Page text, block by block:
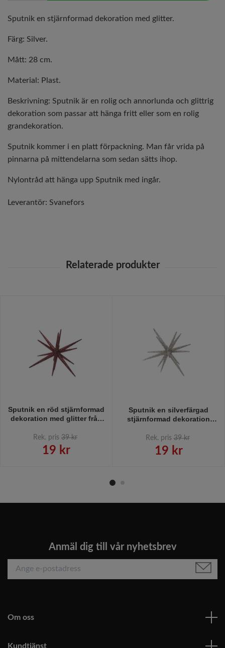
Sputnik en stjärnformad dekoration med glitter.
Färg: Silver.
Mått: 28 cm.
Material: Plast.
Beskrivning: Sputnik är en rolig och annorlunda och glittrig
dekoration som passar att hänga fritt eller som en rolig
grandekoration.
Sputnik kommer i en platt förpackning. Man får vrida på
pinnarna på mittendelarna som sedan sätts ihop.
Nylontråd att hänga upp Sputnik med ingår.
Leverantör: Svanefors
Sputnik en röd stjärnformad
dekoration med glitter från
Rek. pris 39 kr
19 kr
Sputnik en silverfärgad
stjärnformad dekoration
Rek. pris 39 kr
19 kr
Anmäl dig till vår nyhetsbrev
Om oss
Kundtjänst